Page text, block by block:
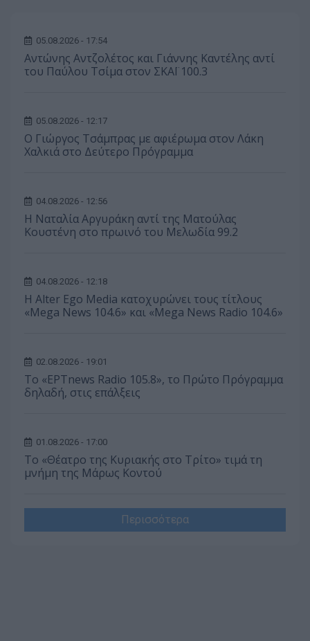
05.08.2026 - 17:54
Αντώνης Αντζολέτος και Γιάννης Καντέλης αντί
του Παύλου Τσίμα στον ΣΚΑΪ 100.3
05.08.2026 - 12:17
O Γιώργος Τσάμπρας με αφιέρωμα στον Λάκη
Χαλκιά στο Δεύτερο Πρόγραμμα
04.08.2026 - 12:56
Η Ναταλία Αργυράκη αντί της Ματούλας
Κουστένη στο πρωινό του Μελωδία 99.2
04.08.2026 - 12:18
Η Alter Ego Media κατοχυρώνει τους τίτλους
«Mega News 104.6» και «Mega News Radio 104.6»
02.08.2026 - 19:01
Το «ΕΡΤnews Radio 105.8», το Πρώτο Πρόγραμμα
δηλαδή, στις επάλξεις
01.08.2026 - 17:00
Το «Θέατρο της Κυριακής στο Τρίτο» τιμά τη
μνήμη της Μάρως Κοντού
Περισσότερα